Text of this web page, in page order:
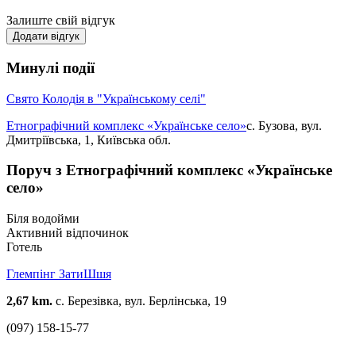
Залиште свій відгук
Додати відгук
Минулі події
Свято Колодія в "Українському селі"
Етнографічний комплекс «Українське село»с. Бузова, вул.
Дмитріївська, 1, Київська обл.
Поруч з Етнографічний комплекс «Українське
село»
Біля водойми
Активний відпочинок
Готель
Глемпінг ЗатиШшя
2,67 km. с. Березівка, вул. Берлінська, 19
(097) 158-15-77